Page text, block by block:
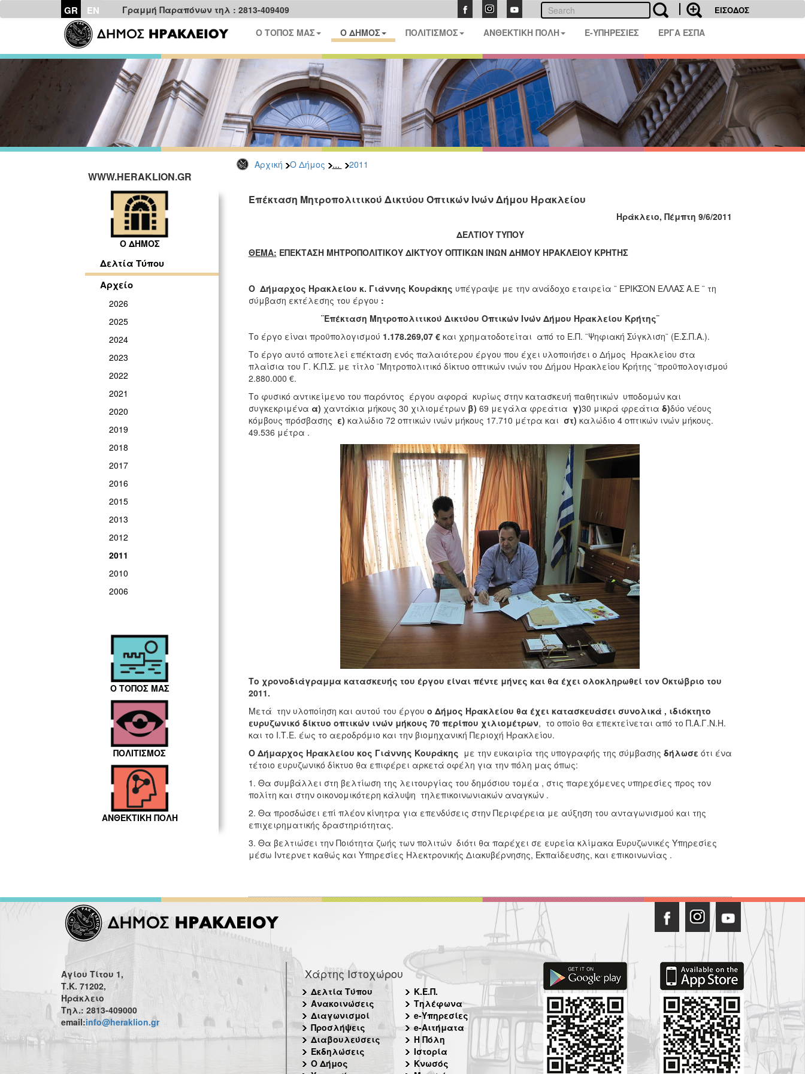
GR EN Γραμμή Παραπόνων τηλ : 2813-409409 ΕΙΣΟΔΟΣ
Ο ΤΟΠΟΣ ΜΑΣ Ο ΔΗΜΟΣ ΠΟΛΙΤΙΣΜΟΣ ΑΝΘΕΚΤΙΚΗ ΠΟΛΗ E-ΥΠΗΡΕΣΙΕΣ ΕΡΓΑ ΕΣΠΑ
Αρχική Ο Δήμος ... 2011
WWW.HERAKLION.GR
Ο ΔΗΜΟΣ
Δελτία Τύπου
Αρχείο
2026
2025
2024
2023
2022
2021
2020
2019
2018
2017
2016
2015
2013
2012
2011
2010
2006
Ο ΤΟΠΟΣ ΜΑΣ
ΠΟΛΙΤΙΣΜΟΣ
ΑΝΘΕΚΤΙΚΗ ΠΟΛΗ
Επέκταση Μητροπολιτικού Δικτύου Οπτικών Ινών Δήμου Ηρακλείου
Ηράκλειο, Πέμπτη 9/6/2011
ΔΕΛΤΙΟΥ ΤΥΠΟΥ
ΘΕΜΑ: ΕΠΕΚΤΑΣΗ ΜΗΤΡΟΠΟΛΙΤΙΚΟΥ ΔΙΚΤΥΟΥ ΟΠΤΙΚΩΝ ΙΝΩΝ ΔΗΜΟΥ ΗΡΑΚΛΕΙΟΥ ΚΡΗΤΗΣ
Ο Δήμαρχος Ηρακλείου κ. Γιάννης Κουράκης υπέγραψε με την ανάδοχο εταιρεία ¨ ΕΡΙΚΣΟΝ ΕΛΛΑΣ Α.Ε ¨ τη
σύμβαση εκτέλεσης του έργου :
¨Επέκταση Μητροπολιτικού Δικτύου Οπτικών Ινών Δήμου Ηρακλείου Κρήτης¨
Το έργο είναι προϋπολογισμού 1.178.269,07 €και χρηματοδοτείται από το Ε.Π. ¨Ψηφιακή Σύγκλιση¨ (Ε.Σ.Π.Α.).
Το έργο αυτό αποτελεί επέκταση ενός παλαιότερου έργου που έχει υλοποιήσει ο Δήμος Ηρακλείου στα
πλαίσια του Γ. Κ.Π.Σ. με τίτλο ¨Μητροπολιτικό δίκτυο οπτικών ινών του Δήμου Ηρακλείου Κρήτης ¨προϋπολογισμού
2.880.000 €.
Το φυσικό αντικείμενο του παρόντος έργου αφορά κυρίως στην κατασκευή παθητικών υποδομών και
συγκεκριμένα α) χαντάκια μήκους 30 χιλιομέτρων β) 69 μεγάλα φρεάτια γ)30 μικρά φρεάτια δ)δύο νέους
κόμβους πρόσβασης ε) καλώδιο 72 οπτικών ινών μήκους 17.710 μέτρα και στ) καλώδιο 4 οπτικών ινών μήκους.
49.536 μέτρα .
Το χρονοδιάγραμμα κατασκευής του έργου είναι πέντε μήνες και θα έχει ολοκληρωθεί τον Οκτώβριο του
2011.
Μετά την υλοποίηση και αυτού του έργου ο Δήμος Ηρακλείου θα έχει κατασκευάσει συνολικά , ιδιόκτητο
ευρυζωνικό δίκτυο οπτικών ινών μήκους 70 περίπου χιλιομέτρων, το οποίο θα επεκτείνεται από το Π.Α.Γ.Ν.Η.
και το Ι.Τ.Ε. έως το αεροδρόμιο και την βιομηχανική Περιοχή Ηρακλείου.
Ο Δήμαρχος Ηρακλείου κος Γιάννης Κουράκης με την ευκαιρία της υπογραφής της σύμβασης δήλωσε ότι ένα
τέτοιο ευρυζωνικό δίκτυο θα επιφέρει αρκετά οφέλη για την πόλη μας όπως:
1. Θα συμβάλλει στη βελτίωση της λειτουργίας του δημόσιου τομέα , στις παρεχόμενες υπηρεσίες προς τον
πολίτη και στην οικονομικότερη κάλυψη τηλεπικοινωνιακών αναγκών .
2. Θα προσδώσει επί πλέον κίνητρα για επενδύσεις στην Περιφέρεια με αύξηση του ανταγωνισμού και της
επιχειρηματικής δραστηριότητας.
3. Θα βελτιώσει την Ποιότητα ζωής των πολιτών διότι θα παρέχει σε ευρεία κλίμακα Ευρυζωνικές Υπηρεσίες
μέσω Ιντερνετ καθώς και Υπηρεσίες Ηλεκτρονικής Διακυβέρνησης, Εκπαίδευσης, και επικοινωνίας .
Αγίου Τίτου 1,
Τ.Κ. 71202,
Ηράκλειο
Τηλ.: 2813-409000
email:info@heraklion.gr
Χάρτης Ιστοχώρου
Δελτία Τύπου
Ανακοινώσεις
Διαγωνισμοί
Προσλήψεις
Διαβουλεύσεις
Εκδηλώσεις
Ο Δήμος
Κ.Ε.Π.
Τηλέφωνα
e-Υπηρεσίες
e-Αιτήματα
Η Πόλη
Ιστορία
Κνωσός